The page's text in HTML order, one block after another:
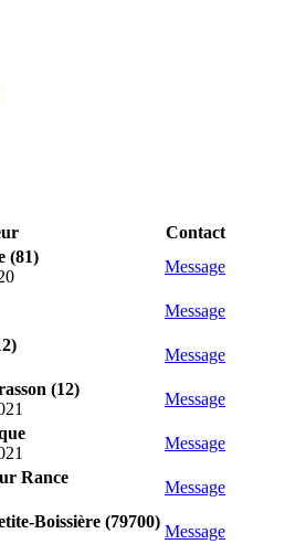
Contact
(81)
Message
Message
Message
(12)
Message
Message
Rance
Message
Boissière (79700)
Message